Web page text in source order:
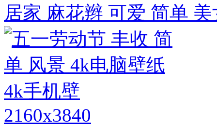
居家 麻花辫 可爱 简单
2160x3840